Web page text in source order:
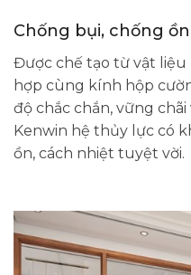
Chống bụi, chống
Được chế tạo từ vật liệu
hợp cùng kính hộp
độ chắc chắn, vững
Kenwin hệ thủy lực có
ồn, cách nhiệt tuyệt vời.